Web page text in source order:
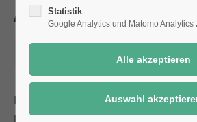
Aktuelle Meldungen
Die stark steigenden Corona-
Statistik
Google Analytics und Matomo Analytics